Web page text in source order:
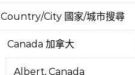
Country/City 國家/城市搜尋
Canada 加拿大
Albert, Canada